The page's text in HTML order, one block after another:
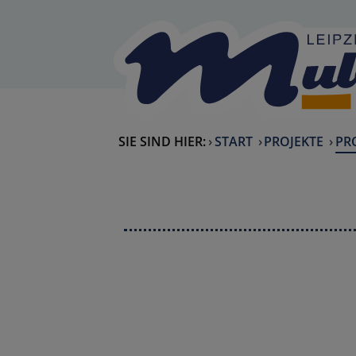
back to home
SIE SIND HIER: START PROJEKTE